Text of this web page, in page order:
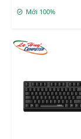
Mới 100%